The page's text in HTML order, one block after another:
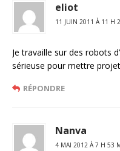
eliot
11 JUIN 2011 À 11 H
Je travaille sur des robots
sérieuse pour mettre
RÉPONDRE
Nanva
4 MAI 2012 À 7 H 53